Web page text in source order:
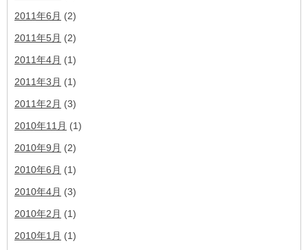
2011年6月 (2)
2011年5月 (2)
2011年4月 (1)
2011年3月 (1)
2011年2月 (3)
2010年11月 (1)
2010年9月 (2)
2010年6月 (1)
2010年4月 (3)
2010年2月 (1)
2010年1月 (1)